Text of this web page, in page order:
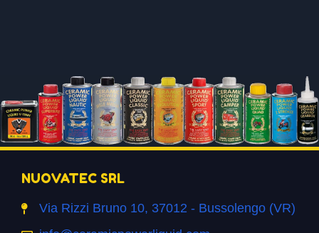
NUOVATEC SRL
Via Rizzi Bruno 10, 37012 - Bussolengo (VR)